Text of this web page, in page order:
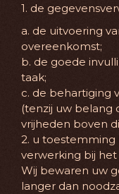
1. de
a. de uitvoering
overeenkomst;
b. de goede
taak;
c. de behartiging
(tenzij uw
vrijheden boven
2. u
verwerking bij
Wij bewaren uw
langer dan